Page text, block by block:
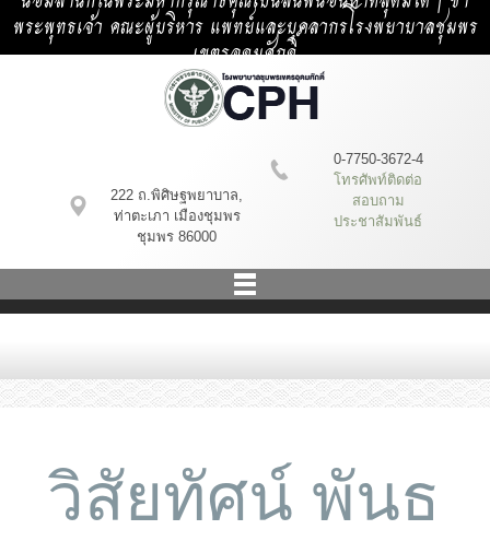
พระพุทธเจ้า คณะผู้บริหาร แพทย์และบุคลากรโรงพยาบาลชุมพร
เขตรอุดมศักดิ์
222 ถ.พิศิษฐพยาบาล,
ท่าตะเภา เมืองชุมพร
ชุมพร 86000
0-7750-3672-4
โทรศัพท์ติดต่อ
สอบถาม
ประชาสัมพันธ์
วิสัยทัศน์ พันธ